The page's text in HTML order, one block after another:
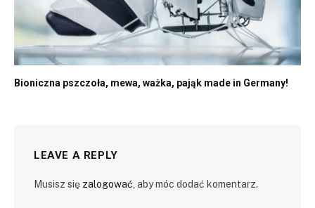
Bioniczna pszczoła, mewa, ważka, pająk made in Germany!
LEAVE A REPLY
Musisz się zalogować, aby móc dodać komentarz.